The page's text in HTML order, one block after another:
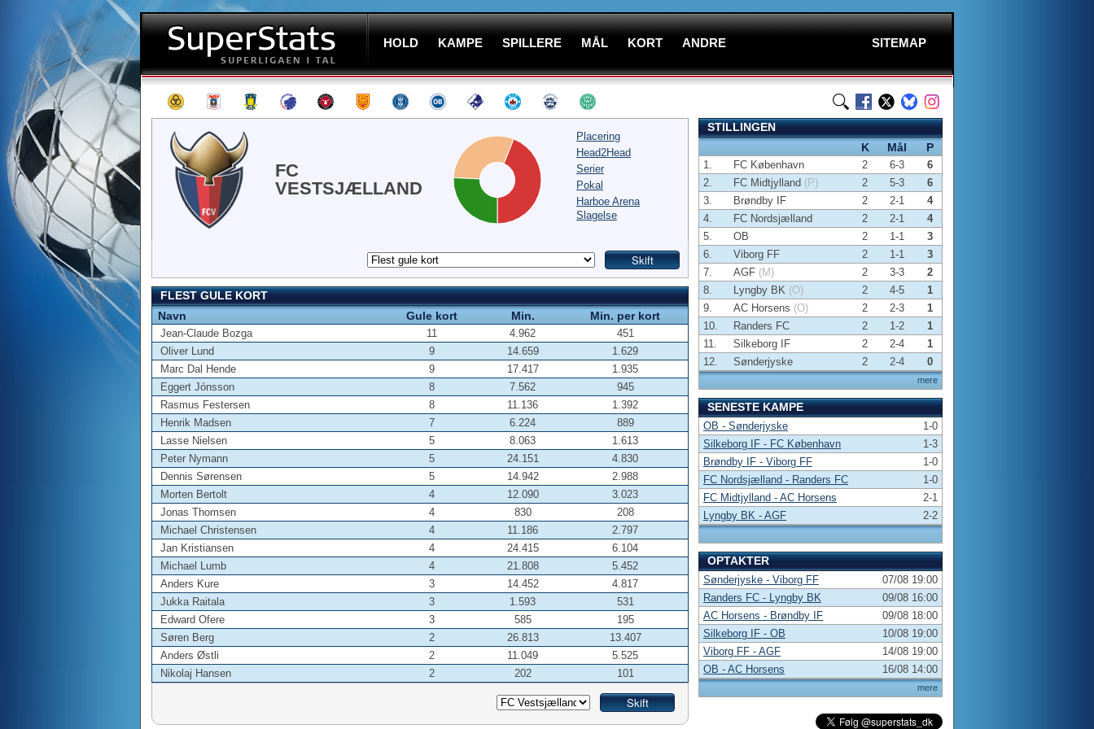
HOLD KAMPE SPILLERE MÅL KORT ANDRE SITEMAP
FC
VESTSJÆLLAND
Placering
Head2Head
Serier
Pokal
Harboe Arena
Slagelse
FLEST GULE KORT
Navn
Gule kort Min. Min. per kort
Jean-Claude Bozga 11 4.962
451
Oliver Lund
9 14.659
1.629
Marc Dal Hende
9 17.417
1.935
Eggert Jónsson
8 7.562
945
Rasmus Festersen
8 11.136
1.392
Henrik Madsen
7 6.224
889
Lasse Nielsen
5 8.063
1.613
Peter Nymann
5 24.151
4.830
Dennis Sørensen
5 14.942
2.988
Morten Bertolt
4 12.090
3.023
Jonas Thomsen
4 830
208
Michael Christensen
4 11.186
2.797
Jan Kristiansen
4 24.415
6.104
Michael Lumb
4 21.808
5.452
Anders Kure
3 14.452
4.817
Jukka Raitala
3 1.593
531
Edward Ofere
3 585
195
Søren Berg
2 26.813
13.407
Anders Østli
2 11.049
5.525
Nikolaj Hansen
2 202 101
STILLINGEN
K
Mål P
mere
1. FC København 2 6-3
6
2.
FC Midtjylland (P) 2 5-3
6
3.
Brøndby IF 2 2-1
4
4.
FC Nordsjælland 2 2-1
4
5.
OB 2 1-1
3
6.
Viborg FF 2 1-1
3
7.
AGF (M) 2 3-3
2
8.
Lyngby BK (O) 2 4-5
1
9.
AC Horsens (O) 2 2-3
1
10.
Randers FC 2 1-2
1
11.
Silkeborg IF 2 2-4
1
12.
Sønderjyske 2 2-4 0
SENESTE KAMPE
OB - Sønderjyske
1-0
Silkeborg IF - FC København
1-3
Brøndby IF - Viborg FF
1-0
FC Nordsjælland - Randers FC
1-0
FC Midtjylland - AC Horsens
2-1
Lyngby BK - AGF
2-2
OPTAKTER
mere
Sønderjyske - Viborg FF
07/08 19:00
Randers FC - Lyngby BK
09/08 16:00
AC Horsens - Brøndby IF
09/08 18:00
Silkeborg IF - OB
10/08 19:00
Viborg FF - AGF
14/08 19:00
OB - AC Horsens
16/08 14:00